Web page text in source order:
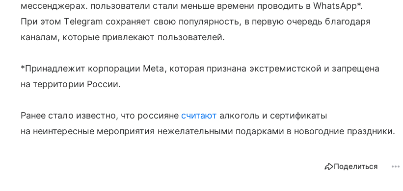
мессенджерах. пользователи стали меньше времени проводить в WhatsApp*.
При этом Telegram сохраняет свою популярность, в первую очередь благодаря
каналам, которые привлекают пользователей.
*Принадлежит корпорации Meta, которая признана экстремистской и запрещена
на территории России.
Ранее стало известно, что россияне считают алкоголь и сертификаты
на неинтересные мероприятия нежелательными подарками в новогодние праздники.
Поделиться